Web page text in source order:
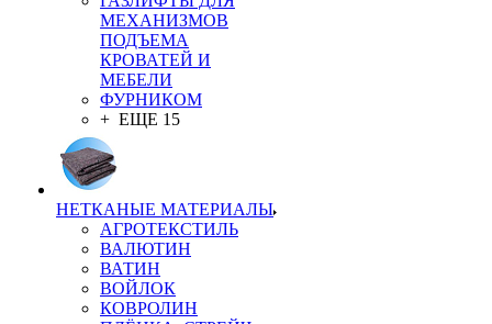
МЕХАНИЗМОВ
ПОДЪЕМА
КРОВАТЕЙ И
МЕБЕЛИ
ФУРНИКОМ
+ ЕЩЕ 15
НЕТКАНЫЕ МАТЕРИАЛЫ
АГРОТЕКСТИЛЬ
ВАЛЮТИН
ВАТИН
ВОЙЛОК
КОВРОЛИН